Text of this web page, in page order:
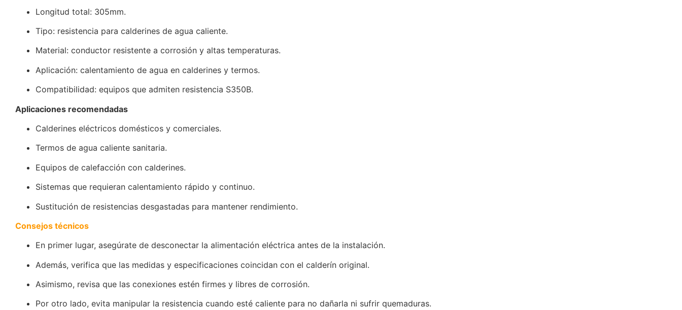
Longitud total: 305mm.
Tipo: resistencia para calderines de agua caliente.
Material: conductor resistente a corrosión y altas temperaturas.
Aplicación: calentamiento de agua en calderines y termos.
Compatibilidad: equipos que admiten resistencia S350B.
Aplicaciones recomendadas
Calderines eléctricos domésticos y comerciales.
Termos de agua caliente sanitaria.
Equipos de calefacción con calderines.
Sistemas que requieran calentamiento rápido y continuo.
Sustitución de resistencias desgastadas para mantener rendimiento.
Consejos técnicos
En primer lugar, asegúrate de desconectar la alimentación eléctrica antes de la instalación.
Además, verifica que las medidas y especificaciones coincidan con el calderín original.
Asimismo, revisa que las conexiones estén firmes y libres de corrosión.
Por otro lado, evita manipular la resistencia cuando esté caliente para no dañarla ni sufrir quemaduras.